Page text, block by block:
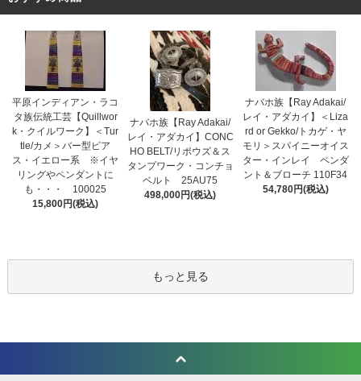
平原インディアン・ラコ
タ族伝統工芸【Quillwor
k・クイルワーク】＜Tur
tle/カメ＞バー型ピア
ス・イエロー系 ※イヤ
リングやペンダントに
も・・・ 100025
15,800円(税込)
ナバホ族【Ray Adakai/
レイ・アダカイ】CONC
HO BELT/リポウズ＆ス
タンプワーク・コンチョ
ベルト 25AU75
498,000円(税込)
ナバホ族【Ray Adakai/
レイ・アダカイ】＜Liza
rd or Gekko/トカゲ・ヤ
モリ＞スパイニーオイス
ター・インレイ ペンダ
ント＆ブローチ 110F34
54,780円(税込)
もっと見る